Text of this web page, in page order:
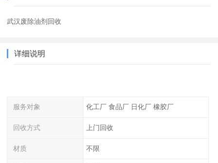
武汉废除油剂回收
详细说明
服务对象 化工厂 食品厂 日化厂 橡胶厂
回收方式 上门回收
材质 不限